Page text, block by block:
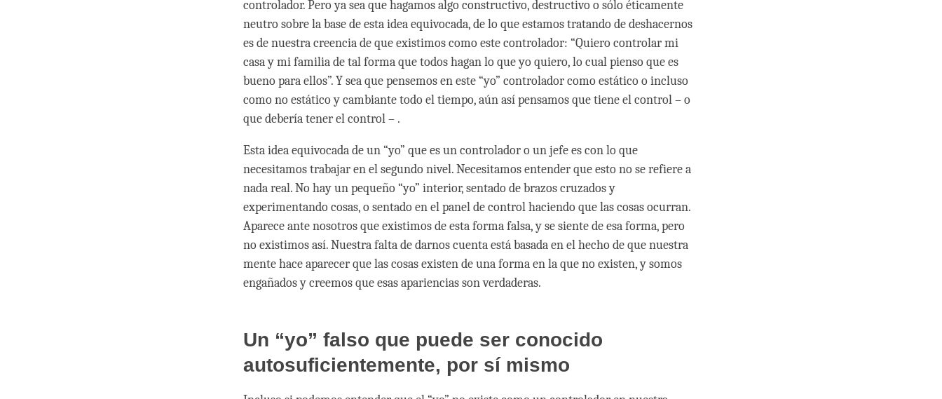
controlador. Pero ya sea que hagamos algo constructivo, destructivo o sólo éticamente
neutro sobre la base de esta idea equivocada, de lo que estamos tratando de deshacernos
es de nuestra creencia de que existimos como este controlador: “Quiero controlar mi
casa y mi familia de tal forma que todos hagan lo que yo quiero, lo cual pienso que es
bueno para ellos”. Y sea que pensemos en este “yo” controlador como estático o incluso
como no estático y cambiante todo el tiempo, aún así pensamos que tiene el control – o
que debería tener el control – .
Esta idea equivocada de un “yo” que es un controlador o un jefe es con lo que
necesitamos trabajar en el segundo nivel. Necesitamos entender que esto no se refiere a
nada real. No hay un pequeño “yo” interior, sentado de brazos cruzados y
experimentando cosas, o sentado en el panel de control haciendo que las cosas ocurran.
Aparece ante nosotros que existimos de esta forma falsa, y se siente de esa forma, pero
no existimos así. Nuestra falta de darnos cuenta está basada en el hecho de que nuestra
mente hace aparecer que las cosas existen de una forma en la que no existen, y somos
engañados y creemos que esas apariencias son verdaderas.
Un “yo” falso que puede ser conocido
autosuficientemente, por sí mismo